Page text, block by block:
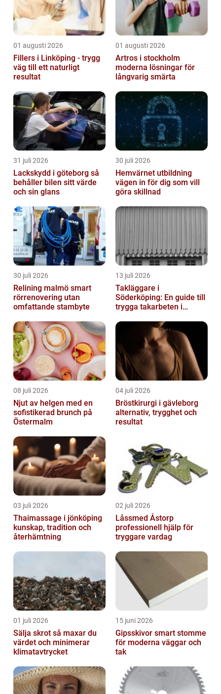
01 augusti 2026
Fillers i Linköping - trygg
väg till ett naturligt
resultat
01 augusti 2026
Artros i stockholm
moderna lösningar för
långvarig smärta
31 juli 2026
Lackskydd i göteborg så
behåller bilen sitt värde
och sin glans
30 juli 2026
Hemvärnet utbildning
vägen in för dig som vill
göra skillnad
30 juli 2026
Relining malmö smart
rörrenovering utan
omfattande stambyte
13 juli 2026
Takläggare i
Söderköping: En guide till
trygga takarbeten i
08 juli 2026
Njut av helgen med en
sofistikerad brunch på
Östermalm
04 juli 2026
Bröstkirurgi i gävleborg
alternativ, trygghet och
resultat
03 juli 2026
Thaimassage i jönköping
kunskap, tradition och
återhämtning
02 juli 2026
Låssmed Åstorp
professionell hjälp för
tryggare vardag
01 juli 2026
Sälja skrot så maxar du
värdet och minimerar
klimatavtrycket
15 juni 2026
Gipsskivor smart stomme
för moderna väggar och
tak